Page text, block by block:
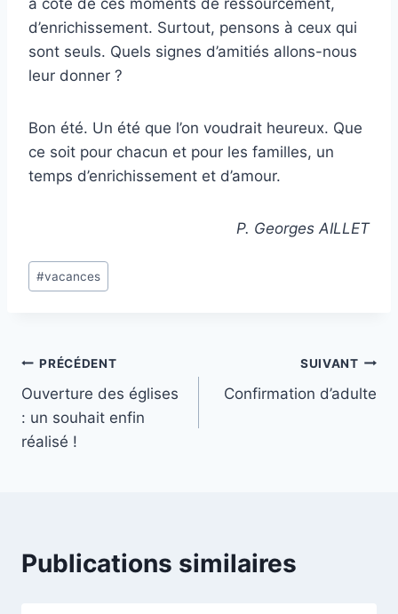
d’enrichissement. Surtout, pensons à ceux qui
sont seuls. Quels signes d’amitiés allons-nous
leur donner ?
Bon été. Un été que l’on voudrait heureux. Que
ce soit pour chacun et pour les familles, un
temps d’enrichissement et d’amour.
P. Georges AILLET
Étiquettes
de
#vacances
Navigation
de
l’article
PRÉCÉDENT
Ouverture des églises
: un souhait enfin
réalisé !
SUIVANT
Confirmation d’adulte
Publications similaires